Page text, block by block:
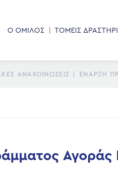
Ο ΟΜΙΛΟΣ ΤΟΜΕΙΣ
ΑΝΑΚΟΙΝΩΣΕΙΣ ΈΝΑΡΞΗ
Αγοράς